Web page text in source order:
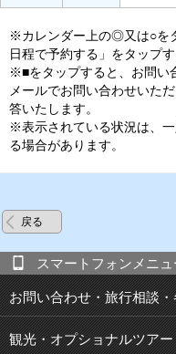
※カレンダー上の◎又は○を
日程で予約する」をタップ
※■をタップすると、お問い
メールでお問い合わせいた
答いたします。
※表示されている状況は、
る場合があります。
戻る
スマートフォンメニュ
お問い合わせ・旅行相談
観光・オプショナルツアー